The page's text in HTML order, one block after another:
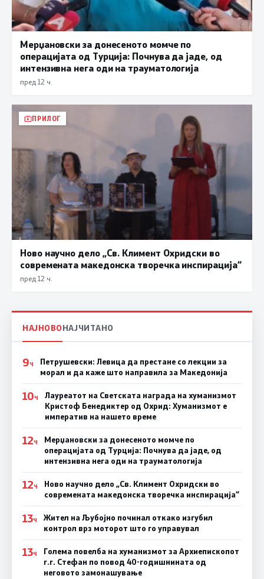
Мерџановски за донесеното момче по
операцијата од Турција: Почнува да јаде, од
интензивна нега оди на трауматологија
пред 12 ч.
ПРИЛОГ
Ново научно дело „Св. Климент Охридски во
современата македонска творечка инспирација“
пред 12 ч.
НАЈНОВОНАЈЧИТАНО
9Ч
Петрушевски: Левица да престане со лекции за
морал и да каже што направила за Македонија
10Ч
Лауреатот на Светската награда на хуманизмот
Кристоф Бенедиктер од Охрид: Хуманизмот е
императив на нашето време
12Ч
Мерџановски за донесеното момче по
операцијата од Турција: Почнува да јаде, од
интензивна нега оди на трауматологија
12Ч
Ново научно дело „Св. Климент Охридски во
современата македонска творечка инспирација“
13Ч
Жител на Љубојно починал откако изгубил
контрол врз моторот што го управувал
13Ч
Голема повелба на хуманизмот за Архиепископот
г.г. Стефан по повод 40-годишнината од
неговото замонашување